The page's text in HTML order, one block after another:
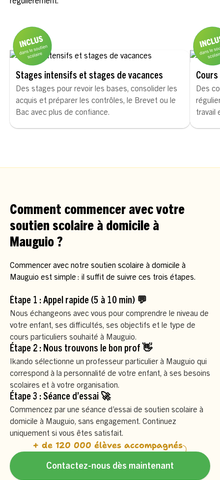
Stages intensifs et stages de vacances
Des stages pour revoir les bases, consolider les
acquis et préparer les contrôles, le Brevet ou le
Bac avec plus de confiance.
Des
travail
Comment commencer avec votre
soutien scolaire à domicile à
Mauguio ?
Commencer avec notre soutien scolaire à domicile à
Mauguio est simple : il suffit de suivre ces trois étapes.
Étape 1 : Appel rapide (5 à 10 min) 💬
Nous échangeons avec vous pour comprendre le niveau de
votre enfant, ses difficultés, ses objectifs et le type de
cours particuliers souhaité à Mauguio.
Étape 2 : Nous trouvons le bon prof 👋
Ikando sélectionne un professeur particulier à Mauguio qui
correspond à la personnalité de votre enfant, à ses besoins
scolaires et à votre organisation.
Étape 3 : Séance d’essai 🚀
Commencez par une séance d’essai de soutien scolaire à
domicile à Mauguio, sans engagement. Continuez
uniquement si vous êtes satisfait.
+ de 120 000 élèves accompagnés
Contactez-nous dès maintenant